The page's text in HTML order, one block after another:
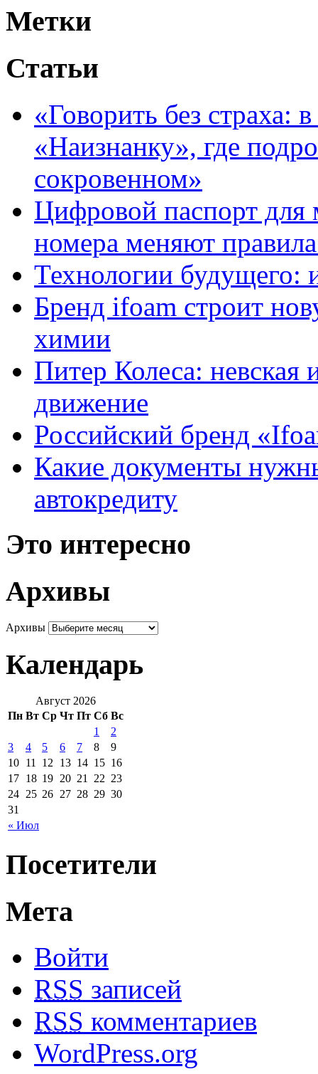
Метки
Статьи
«Говорить без страха:
«Наизнанку», где
сокровенном»
Цифровой паспорт для
номера меняют
Технологии будущего:
Бренд ifoam строит
химии
Питер Колеса: невская
движение
Российский бренд
Какие документы
автокредиту
Это интересно
Архивы
Архивы
Календарь
Август 2026
Пн Вт Ср Чт Пт Сб Вс
« Июл
1
2
3
4 5 6 7 8
9
10 11 12 13 14 15 16
17 18 19 20 21 22 23
24 25 26 27 28 29 30
31
Посетители
Мета
Войти
RSS записей
RSS комментариев
WordPress.org